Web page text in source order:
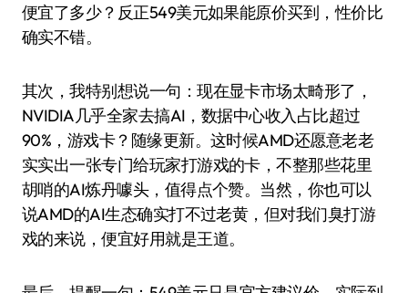
便宜了多少？反正549美元如果能原价买到，性价比
确实不错。
其次，我特别想说一句：现在显卡市场太畸形了，
NVIDIA几乎全家去搞AI，数据中心收入占比超过
90%，游戏卡？随缘更新。这时候AMD还愿意老老
实实出一张专门给玩家打游戏的卡，不整那些花里
胡哨的AI炼丹噱头，值得点个赞。当然，你也可以
说AMD的AI生态确实打不过老黄，但对我们臭打游
戏的来说，便宜好用就是王道。